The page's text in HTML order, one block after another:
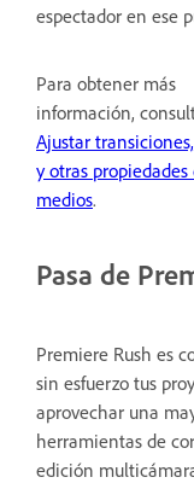
espectador en ese
Para obtener más
información,
Ajustar
y otras propiedades
medios.
Pasa de
Premiere Rush es
sin esfuerzo tus
aprovechar una
herramientas de
edición